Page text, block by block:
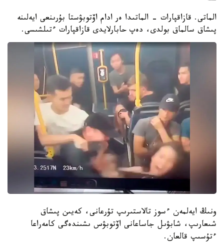
الماتى. قازاقپارات - الماتىدا ەر ادام اۆتوبۋستا بۇرىنعى ايەلىنە
پىشاق سالماق بولدى، دەپ حابارلايدى قازاقپارات ءتىلشىسى.
ونىڭ ايەلمەن ءسوز تالاستىرىپ تۇرعانى، كەيىن پىشاق
شىعارىپ، شابۋىل جاساعانى اۆتوبۋس ىشىندەگى كامەراعا
ءتۇسىپ قالعان.